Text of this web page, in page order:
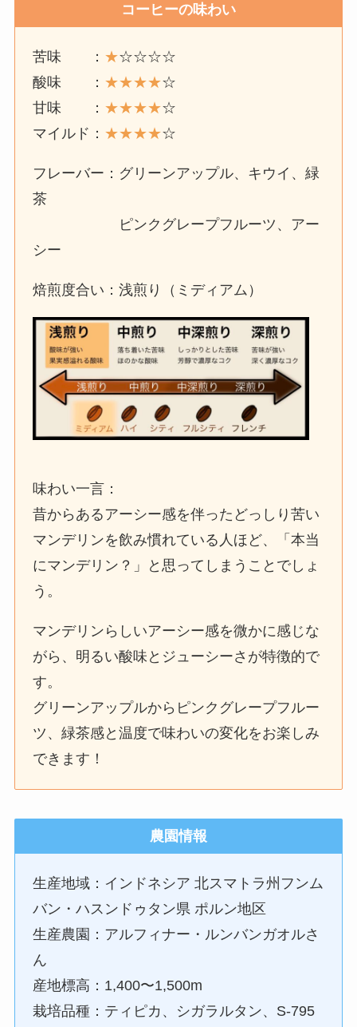
コーヒーの味わい
苦味 ： ★☆☆☆☆
酸味 ： ★★★★☆
甘味 ： ★★★★☆
マイルド： ★★★★☆
フレーバー：グリーンアップル、キウイ、緑
茶
ピンクグレープフルーツ、アー
シー
焙煎度合い：浅煎り（ミディアム）
味わい一言：
昔からあるアーシー感を伴ったどっしり苦い
マンデリンを飲み慣れている人ほど、「本当
にマンデリン？」と思ってしまうことでしょ
う。
マンデリンらしいアーシー感を微かに感じな
がら、明るい酸味とジューシーさが特徴的で
す。
グリーンアップルからピンクグレープフルー
ツ、緑茶感と温度で味わいの変化をお楽しみ
できます！
農園情報
生産地域：インドネシア 北スマトラ州フンム
バン・ハスンドゥタン県 ポルン地区
生産農園：アルフィナー・ルンバンガオルさ
ん
産地標高：1,400〜1,500m
栽培品種：ティピカ、シガラルタン、S-795